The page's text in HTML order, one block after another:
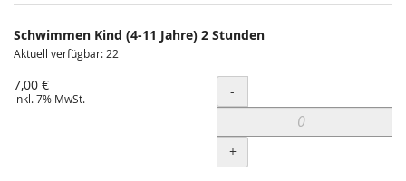
Schwimmen Kind (4-11 Jahre) 2 Stunden
Aktuell verfügbar: 22
7,00 €
inkl. 7% MwSt. Menge
-
+